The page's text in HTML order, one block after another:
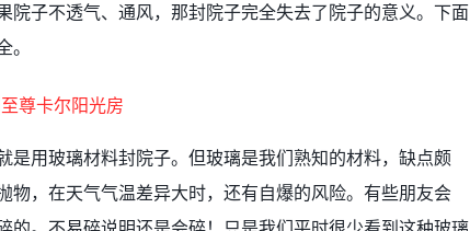
院子不透气、通风，那封院子完全失去了院子的意义。下面
是用玻璃材料封院子。但玻璃是我们熟知的材料，缺点颇
物，在天气气温差异大时，还有自爆的风险。有些朋友会